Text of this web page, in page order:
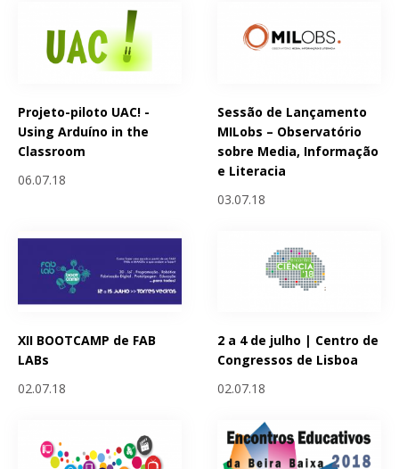
Projeto-piloto UAC! -
Using Arduíno in the
Classroom
06.07.18
Sessão de Lançamento
MILobs – Observatório
sobre Media, Informação
e Literacia
03.07.18
XII BOOTCAMP de FAB
LABs
02.07.18
2 a 4 de julho | Centro de
Congressos de Lisboa
02.07.18